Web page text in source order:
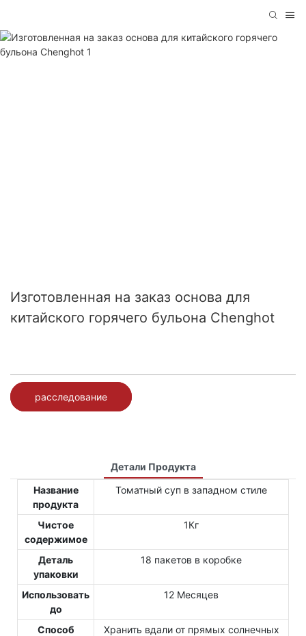
Изготовленная на заказ основа для
китайского горячего бульона Chenghot
расследование
Детали Продукта
Название
продукта
Томатный суп в западном стиле
Чистое
содержимое
1Кг
Деталь
упаковки
18 пакетов в коробке
Использовать
до
12 Месяцев
Способ
Хранить вдали от прямых солнечных